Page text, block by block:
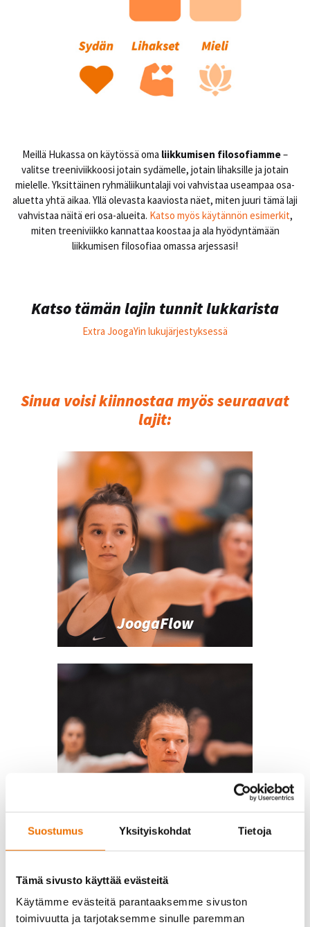
Suostumus Yksityiskohdat Tietoja
Tämä sivusto käyttää evästeitä
Käytämme evästeitä parantaaksemme sivuston
toimivuutta ja tarjotaksemme sinulle paremman
Meillä Hukassa on käytössä oma liikkumisen filosofiamme–
valitse treeniviikkoosi jotain sydämelle, jotain lihaksille ja jotain
mielelle. Yksittäinen ryhmäliikuntalaji voi vahvistaa useampaa osa-
aluetta yhtä aikaa. Yllä olevasta kaaviosta näet, miten juuri tämä laji
vahvistaa näitä eri osa-alueita. Katso myös käytännön esimerkit,
miten treeniviikko kannattaa koostaa ja ala hyödyntämään
liikkumisen filosofiaa omassa arjessasi!
Katso tämän lajin tunnit lukkarista
Extra JoogaYin lukujärjestyksessä
Sinua voisi kiinnostaa myös seuraavat
lajit:
JoogaFlow
JoogaPower